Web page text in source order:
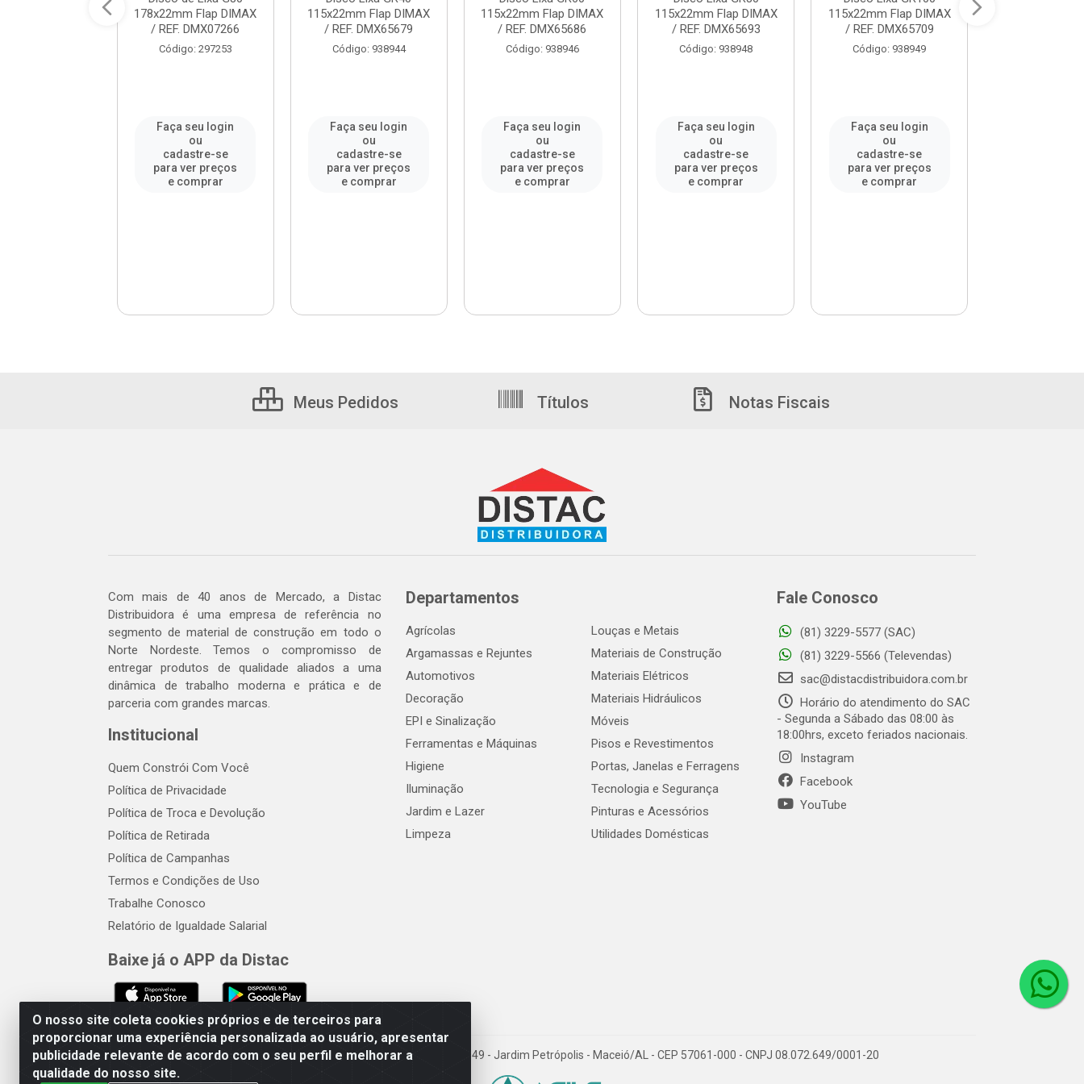
178x22mm Flap DIMAX
/ REF. DMX07266
Código: 297253
Faça seu login
ou
cadastre-se
para ver preços
e comprar
115x22mm Flap DIMAX
/ REF. DMX65679
Código: 938944
Faça seu login
ou
cadastre-se
para ver preços
e comprar
115x22mm Flap DIMAX
/ REF. DMX65686
Código: 938946
Faça seu login
ou
cadastre-se
para ver preços
e comprar
115x22mm Flap DIMAX
/ REF. DMX65693
Código: 938948
Faça seu login
ou
cadastre-se
para ver preços
e comprar
115x22mm Flap DIMAX
/ REF. DMX65709
Código: 938949
Faça seu login
ou
cadastre-se
para ver preços
e comprar
O nosso site coleta cookies próprios e de terceiros para
proporcionar uma experiência personalizada ao usuário, apresentar
publicidade relevante de acordo com o seu perfil e melhorar a
qualidade do nosso site.
Meus Pedidos Títulos Notas Fiscais
Com mais de 40 anos de Mercado, a Distac
Distribuidora é uma empresa de referência no
segmento de material de construção em todo o
Norte Nordeste. Temos o compromisso de
entregar produtos de qualidade aliados a uma
dinâmica de trabalho moderna e prática e de
parceria com grandes marcas.
Institucional
Quem Constrói Com Você
Política de Privacidade
Política de Troca e Devolução
Política de Retirada
Política de Campanhas
Termos e Condições de Uso
Trabalhe Conosco
Relatório de Igualdade Salarial
Baixe já o APP da Distac
Departamentos
Agrícolas
Argamassas e Rejuntes
Automotivos
Decoração
EPI e Sinalização
Ferramentas e Máquinas
Higiene
Iluminação
Jardim e Lazer
Limpeza
Louças e Metais
Materiais de Construção
Materiais Elétricos
Materiais Hidráulicos
Móveis
Pisos e Revestimentos
Portas, Janelas e Ferragens
Tecnologia e Segurança
Pinturas e Acessórios
Utilidades Domésticas
Fale Conosco
(81) 3229-5577 (SAC)
(81) 3229-5566 (Televendas)
sac@distacdistribuidora.com.br
Horário do atendimento do SAC
- Segunda a Sábado das 08:00 às
18:00hrs, exceto feriados nacionais.
Instagram
Facebook
YouTube
Distac Distribuidora - Av. Durval de Góes Monteiro, 7049 - Jardim Petrópolis - Maceió/AL - CEP 57061-000 - CNPJ 08.072.649/0001-20